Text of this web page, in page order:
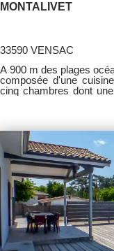
MONTALIVET
33590 VENSAC
A 900 m des plages
composée d'une
cinq chambres dont
renseignement